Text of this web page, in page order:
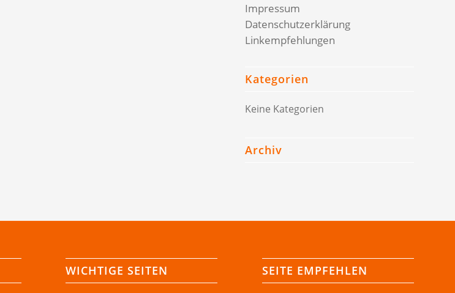
Impressum
Datenschutzerklärung
Linkempfehlungen
Kategorien
Keine Kategorien
Archiv
WICHTIGE SEITEN SEITE EMPFEHLEN